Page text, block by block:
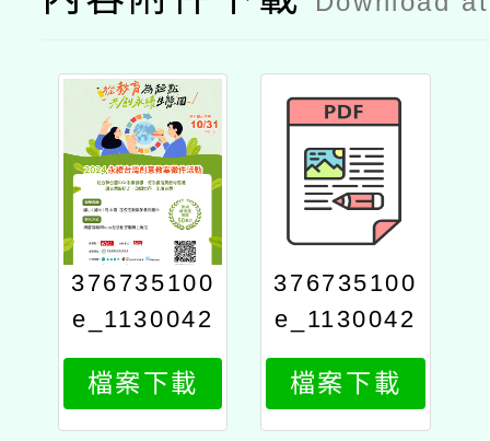
376735100
e_1130042
096_attach
2
檔案下載
376735100
e_1130042
096_attach
1
檔案下載